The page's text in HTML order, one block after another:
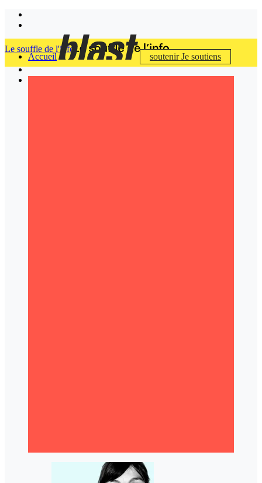
Accueil soutenirJe soutiens
Le souffle de l'info